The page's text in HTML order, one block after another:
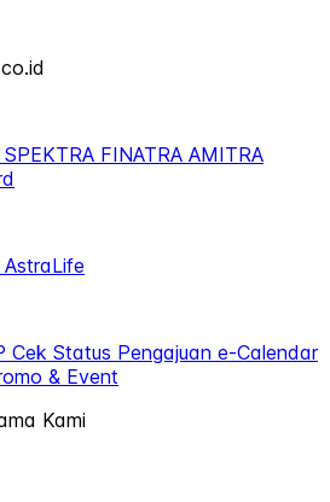
SPEKTRA FINATRA AMITRA
AstraLife
Cek Status Pengajuan e-Calendar
& Event
Kami